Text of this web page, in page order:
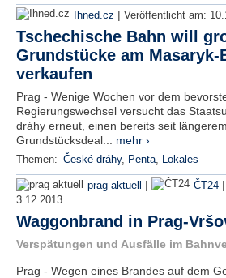
Ihned.cz | Veröffentlicht am:
Tschechische Bahn will
Grundstücke am Masaryk-
verkaufen
Prag - Wenige Wochen vor dem
Regierungswechsel versucht das
dráhy erneut, einen bereits seit
Grundstücksdeal... mehr ›
Themen: České dráhy, Penta, Lokales
prag aktuell | ČT24 |
3.12.2013
Waggonbrand in Prag-
Verspätungen und Ausfälle im
Prag - Wegen eines Brandes auf dem